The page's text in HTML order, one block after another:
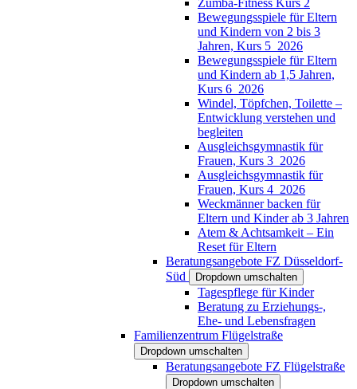
Bewegungsspiele für Eltern
und Kindern von 2 bis 3
Jahren, Kurs 5_2026
Bewegungsspiele für Eltern
und Kindern ab 1,5 Jahren,
Kurs 6_2026
Windel, Töpfchen, Toilette –
Entwicklung verstehen und
begleiten
Ausgleichsgymnastik für
Frauen, Kurs 3_2026
Ausgleichsgymnastik für
Frauen, Kurs 4_2026
Weckmänner backen für
Eltern und Kinder ab 3 Jahren
Atem & Achtsamkeit – Ein
Reset für Eltern
Beratungsangebote FZ Düsseldorf-
Süd
Dropdown umschalten
Tagespflege für Kinder
Beratung zu Erziehungs-,
Ehe- und Lebensfragen
Familienzentrum Flügelstraße
Dropdown umschalten
Beratungsangebote FZ Flügelstraße
Dropdown umschalten